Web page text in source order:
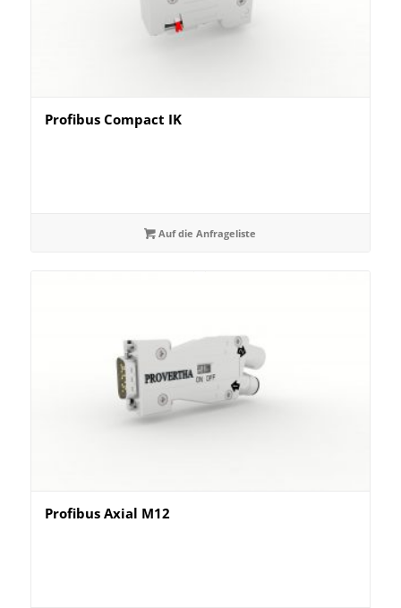
Profibus Compact IK
Auf die Anfrageliste
Profibus Axial M12